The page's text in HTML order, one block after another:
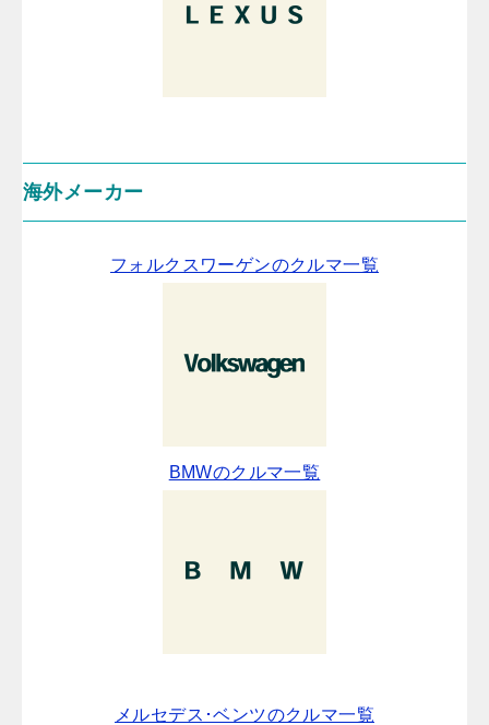
海外メーカー
フォルクスワーゲンのクルマ一覧
BMWのクルマ一覧
メルセデス･ベンツのクルマ一覧